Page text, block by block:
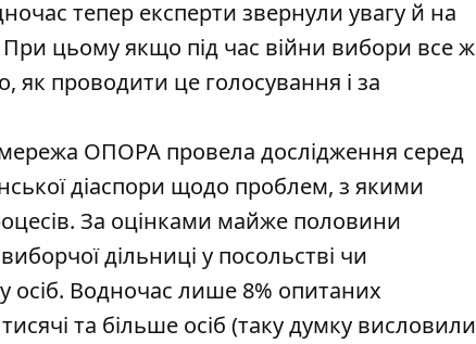
тепер експерти звернули увагу й на
цьому якщо під час війни вибори все ж
як проводити це голосування і за
ОПОРА провела дослідження серед
діаспори щодо проблем, з якими
. За оцінками майже половини
дільниці у посольстві чи
осіб. Водночас лише 8% опитаних
та більше осіб (таку думку висловили